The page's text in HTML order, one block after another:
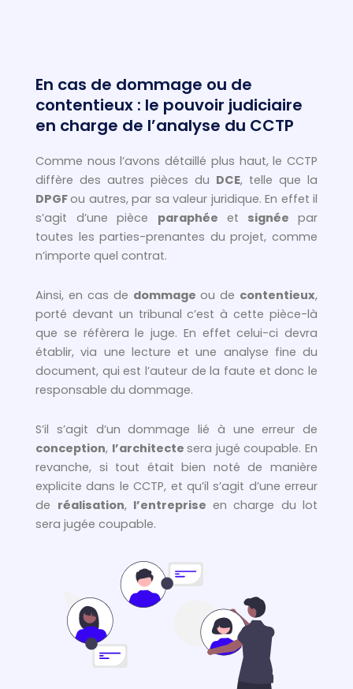
En cas de dommage ou de
contentieux : le pouvoir judiciaire
en charge de l’analyse du CCTP
Comme nous l’avons détaillé plus haut, le CCTP
diffère des autres pièces du DCE, telle que la
DPGFou autres, par sa valeur juridique. En effet il
s’agit d’une pièce paraphée et signéepar
toutes les parties-prenantes du projet, comme
n’importe quel contrat.
Ainsi, en cas de dommage ou de contentieux,
porté devant un tribunal c’est à cette pièce-là
que se réfèrera le juge. En effet celui-ci devra
établir, via une lecture et une analyse fine du
document, qui est l’auteur de la faute et donc le
responsable du dommage.
S’il s’agit d’un dommage lié à une erreur de
conception, l’architectesera jugé coupable. En
revanche, si tout était bien noté de manière
explicite dans le CCTP, et qu’il s’agit d’une erreur
de réalisation, l’entreprise en charge du lot
sera jugée coupable.